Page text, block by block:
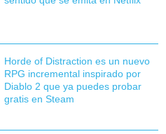
Horde of Distraction es un nuevo
RPG incremental inspirado por
Diablo 2 que ya puedes probar
gratis en Steam